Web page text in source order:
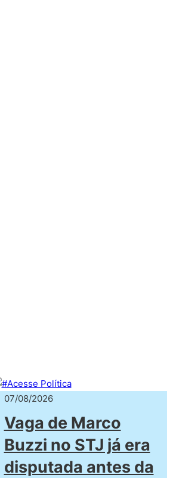
07/08/2026
Vaga de Marco
Buzzi no STJ já era
disputada antes da